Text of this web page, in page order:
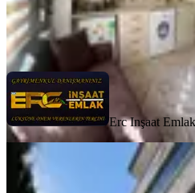
Erc Inşaat EmlakKahraman Erinci
Ara
Erc Inşaat Emlak
YENİ
Kiralık 3+1